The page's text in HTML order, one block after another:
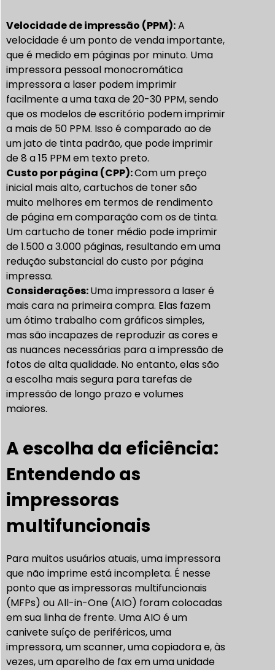
Velocidade de impressão (PPM):A
velocidade é um ponto de venda importante,
que é medido em páginas por minuto. Uma
impressora pessoal monocromática
impressora a laser podem imprimir
facilmente a uma taxa de 20-30 PPM, sendo
que os modelos de escritório podem imprimir
a mais de 50 PPM. Isso é comparado ao de
um jato de tinta padrão, que pode imprimir
de 8 a 15 PPM em texto preto.
Custo por página (CPP):Com um preço
inicial mais alto,cartuchos de tonersão
muito melhores em termos de rendimento
de página em comparação com os de tinta.
Um cartucho de toner médio pode imprimir
de 1.500 a 3.000 páginas, resultando em uma
redução substancial do custo por página
impressa.
Considerações:Uma impressora a laser é
mais cara na primeira compra. Elas fazem
um ótimo trabalho com gráficos simples,
mas são incapazes de reproduzir as cores e
as nuances necessárias para a impressão de
fotos de alta qualidade. No entanto, elas são
a escolha mais segura para tarefas de
impressão de longo prazo e volumes
maiores.
A escolha da eficiência:
Entendendo as
impressoras
multifuncionais
Para muitos usuários atuais, uma impressora
que não imprime está incompleta. É nesse
ponto que as impressoras multifuncionais
(MFPs) ou All-in-One (AIO) foram colocadas
em sua linha de frente. Uma AIO é um
canivete suíço de periféricos, uma
impressora, um scanner, uma copiadora e, às
vezes, um aparelho de fax em uma unidade